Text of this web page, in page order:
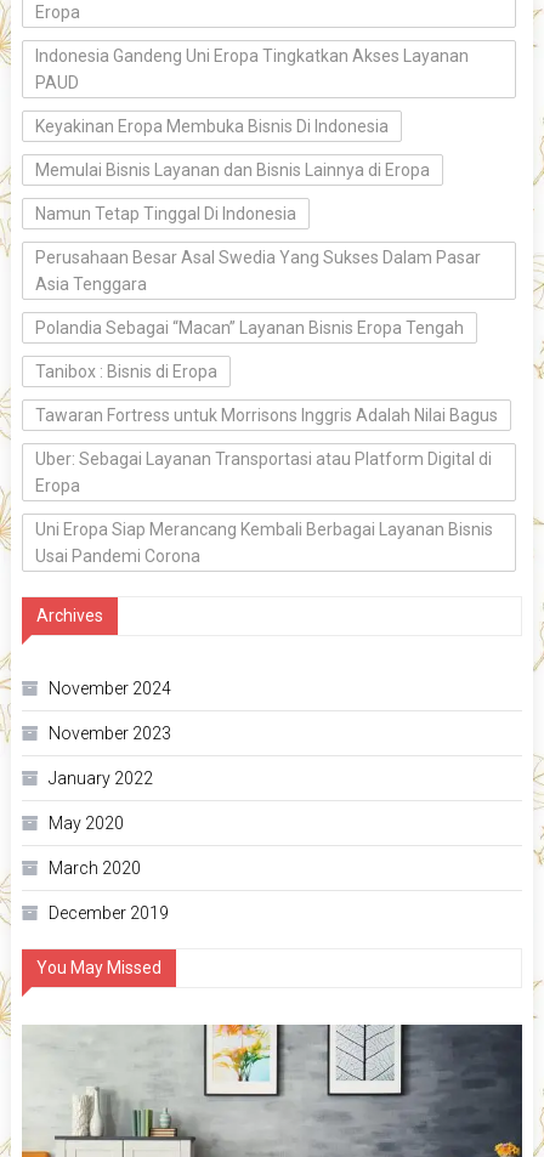
Eropa
Indonesia Gandeng Uni Eropa Tingkatkan Akses Layanan
PAUD
Keyakinan Eropa Membuka Bisnis Di Indonesia
Memulai Bisnis Layanan dan Bisnis Lainnya di Eropa
Namun Tetap Tinggal Di Indonesia
Perusahaan Besar Asal Swedia Yang Sukses Dalam Pasar
Asia Tenggara
Polandia Sebagai “Macan” Layanan Bisnis Eropa Tengah
Tanibox : Bisnis di Eropa
Tawaran Fortress untuk Morrisons Inggris Adalah Nilai Bagus
Uber: Sebagai Layanan Transportasi atau Platform Digital di
Eropa
Uni Eropa Siap Merancang Kembali Berbagai Layanan Bisnis
Usai Pandemi Corona
Archives
November 2024
November 2023
January 2022
May 2020
March 2020
December 2019
You May Missed